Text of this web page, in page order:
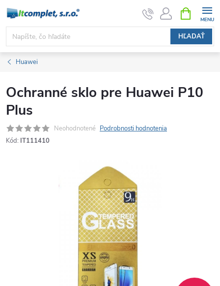
Prejsť
obsah
HĽADAŤ
KOŠÍK
Huawei
Ochranné sklo pre Huawei P10
Plus
Neohodnotené Podrobnosti hodnotenia
Kód: IT111410